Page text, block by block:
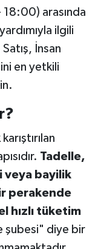
arasında
ilgili
İnsan
en yetkili
Tadelle,
veya bayilik
perakende
hızlı tüketim
şubesi" diye bir